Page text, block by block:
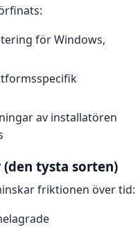
för Windows,
av installatören
tysta sorten)
friktionen över tid: